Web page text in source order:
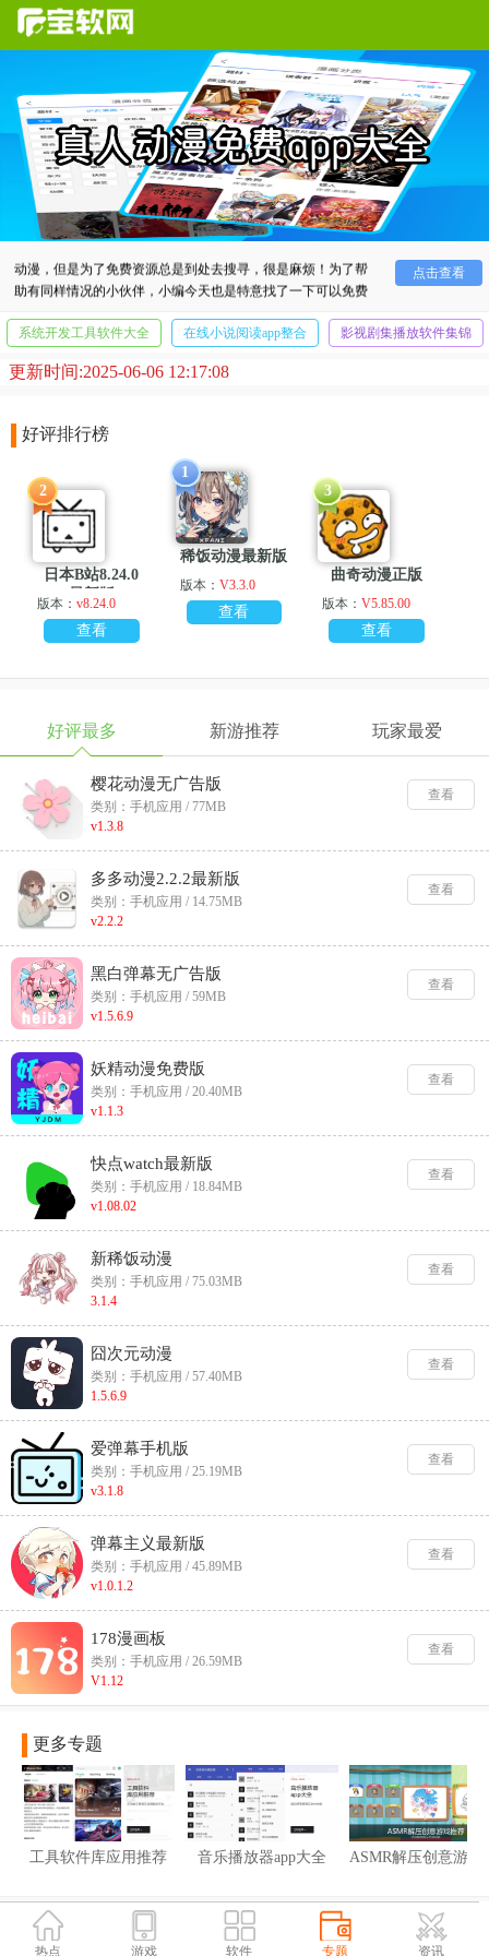
热点 游戏 软件 专题 资讯
点击查看
不知道小伙伴们是否喜欢看动漫呢？像小编就非常喜欢看
动漫，但是为了免费资源总是到处去搜寻，很是麻烦！为了帮
助有同样情况的小伙伴，小编今天也是特意找了一下可以免费
系统开发工具软件大全
在线小说阅读app整合 影视剧集播放软件集锦
更新时间:2025-06-06 12:17:08
好评排行榜
日本B站8.24.0
最新版
版本： v8.24.0
查看
2
稀饭动漫最新版
版本： V3.3.0
查看
1
曲奇动漫正版
版本：V5.85.00
查看
3
好评最多 新游推荐 玩家最爱
樱花动漫无广告版
类别：手机应用 / 77MB
v1.3.8
查看
多多动漫2.2.2最新版
类别：手机应用 / 14.75MB
v2.2.2
查看
黑白弹幕无广告版
类别：手机应用 / 59MB
v1.5.6.9
查看
妖精动漫免费版
类别：手机应用 / 20.40MB
v1.1.3
查看
快点watch最新版
类别：手机应用 / 18.84MB
v1.08.02
查看
新稀饭动漫
类别：手机应用 / 75.03MB
3.1.4
查看
囧次元动漫
类别：手机应用 / 57.40MB
1.5.6.9
查看
爱弹幕手机版
类别：手机应用 / 25.19MB
v3.1.8
查看
弹幕主义最新版
类别：手机应用 / 45.89MB
v1.0.1.2
查看
178漫画板
类别：手机应用 / 26.59MB
V1.12
查看
更多专题
工具软件库应用推荐 音乐播放器app大全